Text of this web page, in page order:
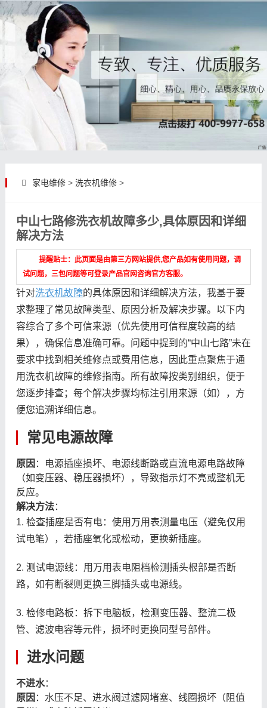
家电维修> 洗衣机维修>
中山七路修洗衣机故障多少,具体原因和详细
解决方法
提醒贴士：此页面是由第三方网站提供,您产品如有使用问题，调
试问题，三包问题等可登录产品官网咨询官方客服。
针对洗衣机故障的具体原因和详细解决方法，我基于要
求整理了常见故障类型、原因分析及解决步骤。以下内
容综合了多个可信来源（优先使用可信程度较高的结
果），确保信息准确可靠。问题中提到的“中山七路”未在
要求中找到相关维修点或费用信息，因此重点聚焦于通
用洗衣机故障的维修指南。所有故障按类别组织，便于
您逐步排查；每个解决步骤均标注引用来源（如），方
便您追溯详细信息。
常见电源故障
原因 ：电源插座损坏、电源线断路或直流电源电路故障
（如变压器、稳压器损坏），导致指示灯不亮或整机无
反应。
解决方法：
1. 检查插座是否有电：使用万用表测量电压（避免仅用
试电笔），若插座氧化或松动，更换新插座。
2. 测试电源线：用万用表电阻档检测插头根部是否断
路，如有断裂则更换三脚插头或电源线。
3. 检修电路板：拆下电脑板，检测变压器、整流二极
管、滤波电容等元件，损坏时更换同型号部件。
进水问题
不进水：
原因 ：水压不足、进水阀过滤网堵塞、线圈损坏（阻值